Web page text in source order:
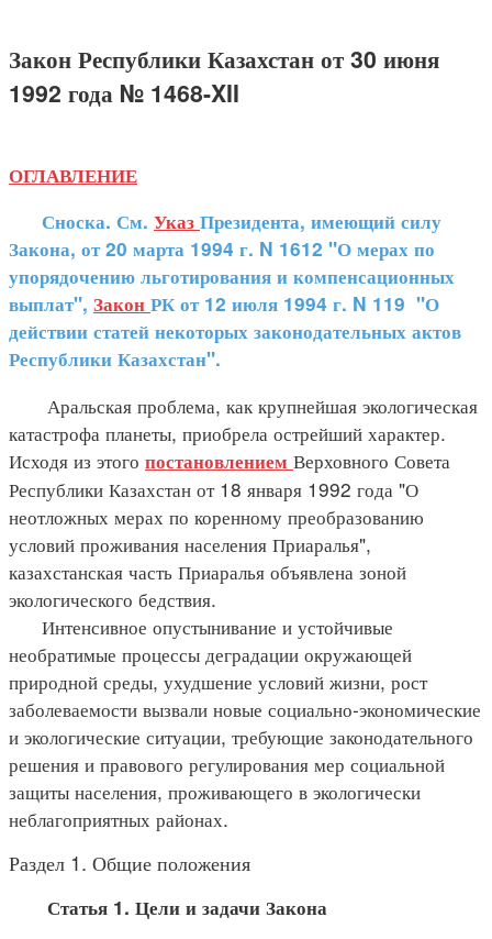
Закон Республики Казахстан от 30 июня
1992 года № 1468-XII
ОГЛАВЛЕНИЕ
Сноска. См. Указ Президента, имеющий силу
Закона, от 20 марта 1994 г. N 1612 "О мерах по
упорядочению льготирования и компенсационных
выплат", Закон РК от 12 июля 1994 г. N 119 "О
действии статей некоторых законодательных актов
Республики Казахстан".
Аральская проблема, как крупнейшая экологическая
катастрофа планеты, приобрела острейший характер.
Исходя из этого постановлением Верховного Совета
Республики Казахстан от 18 января 1992 года "О
неотложных мерах по коренному преобразованию
условий проживания населения Приаралья",
казахстанская часть Приаралья объявлена зоной
экологического бедствия.
Интенсивное опустынивание и устойчивые
необратимые процессы деградации окружающей
природной среды, ухудшение условий жизни, рост
заболеваемости вызвали новые социально-экономические
и экологические ситуации, требующие законодательного
решения и правового регулирования мер социальной
защиты населения, проживающего в экологически
неблагоприятных районах.
Раздел 1. Общие положения
Статья 1. Цели и задачи Закона